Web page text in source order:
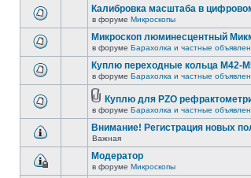
Калибровка масштаба в
в форуме Микроскопы
Микроскоп люминесцентный
в форуме Барахолка и частные
Куплю переходные кольца М42-
в форуме Барахолка и частные
Куплю для PZO
в форуме Барахолка и частные
Внимание! Регистрация новых
Важная
Модератор
в форуме Микроскопы